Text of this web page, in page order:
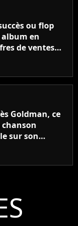
ou flop
en
de ventes
!
Goldman, ce
sur son